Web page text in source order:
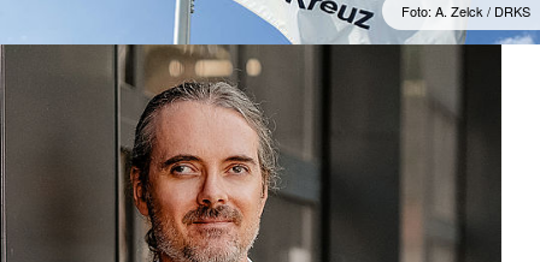
Foto: A. Zelck / DRKS